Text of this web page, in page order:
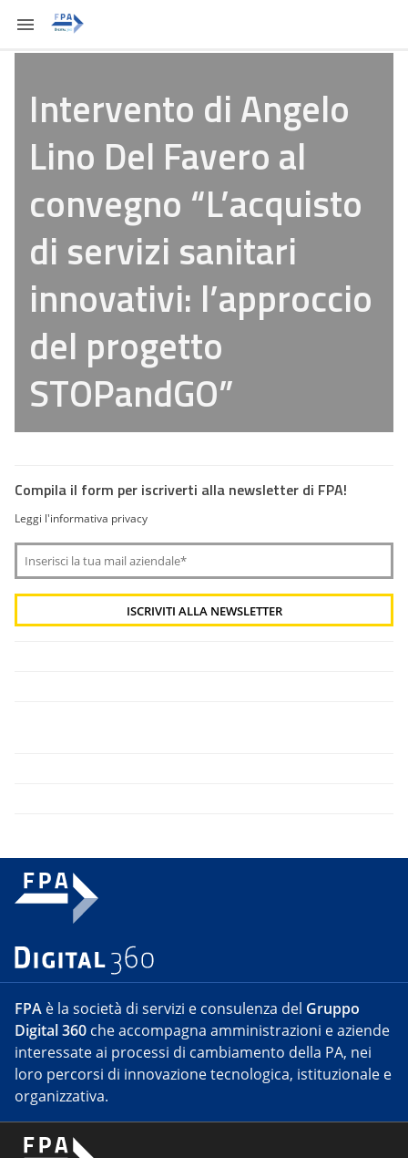
Intervento di Angelo
Lino Del Favero al
convegno “L’acquisto
di servizi sanitari
innovativi: l’approccio
del progetto
STOPandGO”
Compila il form per iscriverti alla newsletter di FPA!
Leggi l'informativa privacy
FPA è la società di servizi e consulenza del Gruppo
Digital 360 che accompagna amministrazioni e aziende
interessate ai processi di cambiamento della PA, nei
loro percorsi di innovazione tecnologica, istituzionale e
organizzativa.